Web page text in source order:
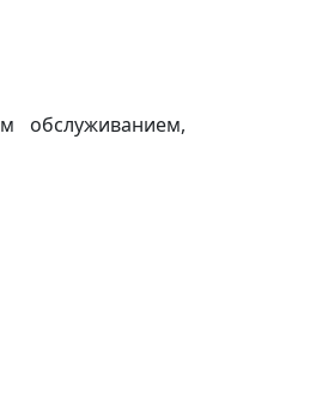
обслуживанием,